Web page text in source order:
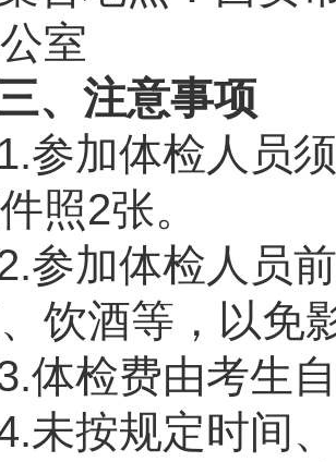
室
、注意事项
1.参加体检人员
照2张。
参加体检人员
饮酒等，以免
体检费由考生
未按规定时间